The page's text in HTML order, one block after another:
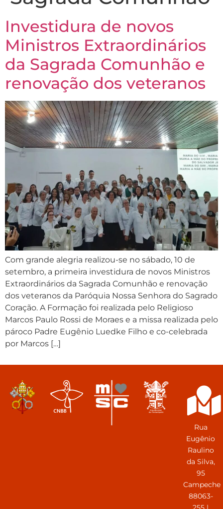
Investidura de novos
Ministros Extraordinários
da Sagrada Comunhão e
renovação dos veteranos
Com grande alegria realizou-se no sábado, 10 de
setembro, a primeira investidura de novos Ministros
Extraordinários da Sagrada Comunhão e renovação
dos veteranos da Paróquia Nossa Senhora do Sagrado
Coração. A Formação foi realizada pelo Religioso
Marcos Paulo Rossi de Moraes e a missa realizada pelo
pároco Padre Eugênio Luedke Filho e co-celebrada
por Marcos […]
Rua
Eugênio
Raulino
da Silva,
95
Campeche
88063-